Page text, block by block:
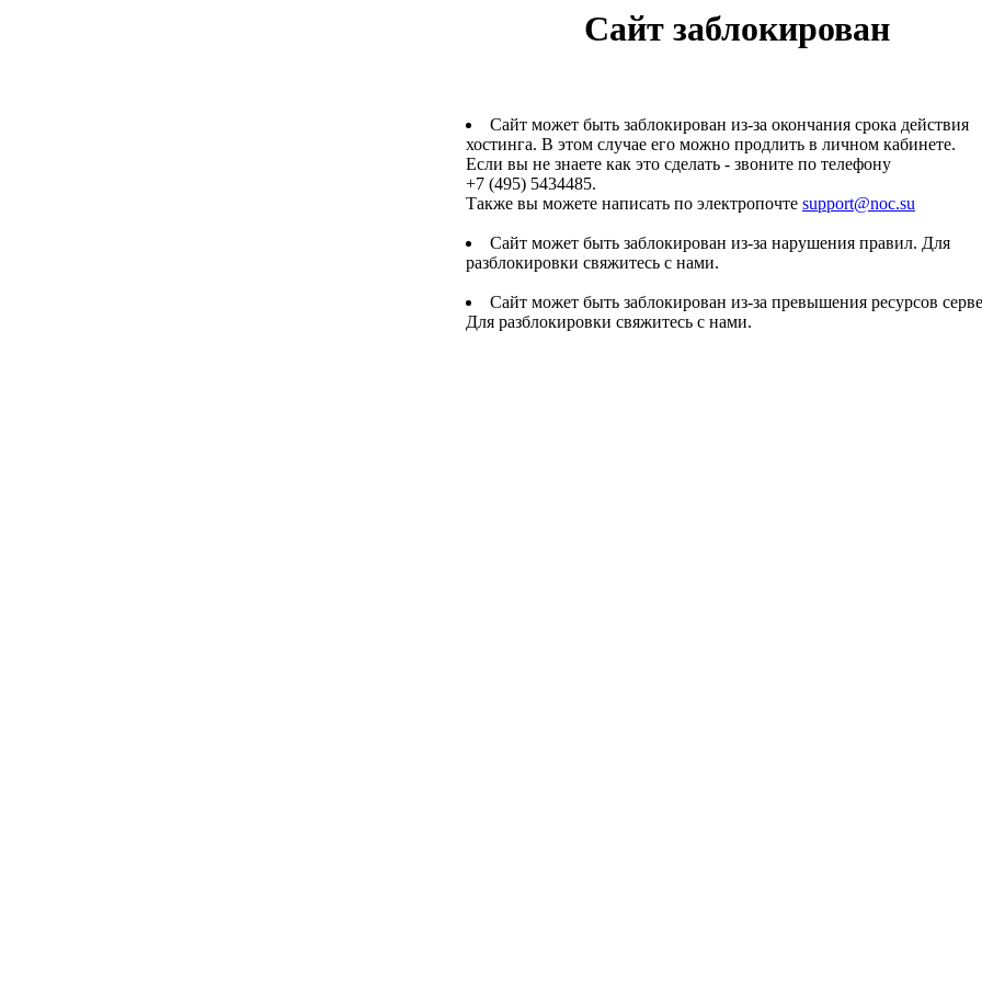
Сайт заблокирован
Сайт может быть заблокирован из-за окончания срока действия
хостинга. В этом случае его можно продлить в личном кабинете.
Если вы не знаете как это сделать - звоните по телефону
+7 (495) 5434485.
Также вы можете написать по электропочте support@noc.su
Сайт может быть заблокирован из-за нарушения правил. Для
разблокировки свяжитесь с нами.
Сайт может быть заблокирован из-за превышения ресурсов
Для разблокировки свяжитесь с нами.